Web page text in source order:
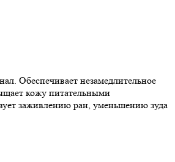
Обеспечивает незамедлительное
кожу питательными
заживлению ран, уменьшению зуда